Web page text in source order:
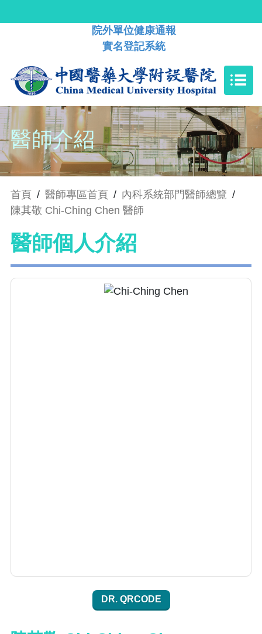
院外單位健康通報
實名登記系統
醫師介紹
首頁 / 醫師專區首頁 / 內科系統部門醫師總覽 /
陳其敬 Chi-Ching Chen 醫師
醫師個人介紹
DR. QRCODE